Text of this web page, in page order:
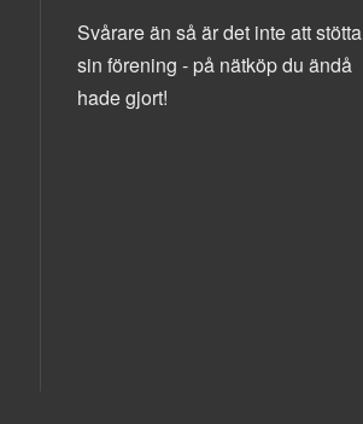
Svårare än så är det inte att stötta
sin förening - på nätköp du ändå
hade gjort!